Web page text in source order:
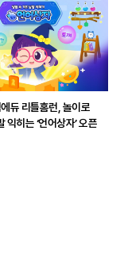
듀 리틀홈런, 놀이로
익히는 ‘언어상자’ 오픈